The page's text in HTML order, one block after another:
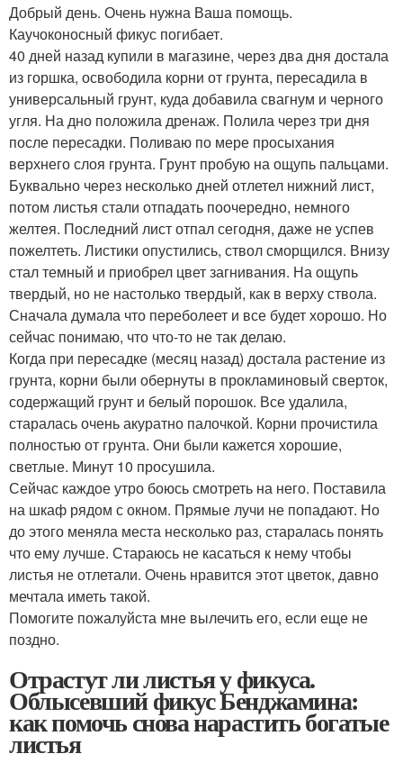
Добрый день. Очень нужна Ваша помощь.
Каучоконосный фикус погибает.
40 дней назад купили в магазине, через два дня достала
из горшка, освободила корни от грунта, пересадила в
универсальный грунт, куда добавила свагнум и черного
угля. На дно положила дренаж. Полила через три дня
после пересадки. Поливаю по мере просыхания
верхнего слоя грунта. Грунт пробую на ощупь пальцами.
Буквально через несколько дней отлетел нижний лист,
потом листья стали отпадать поочередно, немного
желтея. Последний лист отпал сегодня, даже не успев
пожелтеть. Листики опустились, ствол сморщился. Внизу
стал темный и приобрел цвет загнивания. На ощупь
твердый, но не настолько твердый, как в верху ствола.
Сначала думала что переболеет и все будет хорошо. Но
сейчас понимаю, что что-то не так делаю.
Когда при пересадке (месяц назад) достала растение из
грунта, корни были обернуты в прокламиновый сверток,
содержащий грунт и белый порошок. Все удалила,
старалась очень акуратно палочкой. Корни прочистила
полностью от грунта. Они были кажется хорошие,
светлые. Минут 10 просушила.
Сейчас каждое утро боюсь смотреть на него. Поставила
на шкаф рядом с окном. Прямые лучи не попадают. Но
до этого меняла места несколько раз, старалась понять
что ему лучше. Стараюсь не касаться к нему чтобы
листья не отлетали. Очень нравится этот цветок, давно
мечтала иметь такой.
Помогите пожалуйста мне вылечить его, если еще не
поздно.
Отрастут ли листья у фикуса.
Облысевший фикус Бенджамина:
как помочь снова нарастить богатые
листья